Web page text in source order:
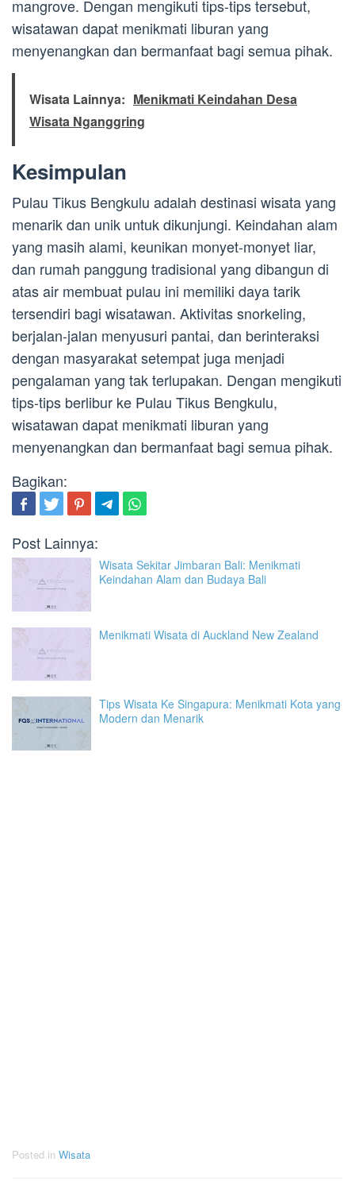
mangrove. Dengan mengikuti tips-tips tersebut,
wisatawan dapat menikmati liburan yang
menyenangkan dan bermanfaat bagi semua pihak.
Wisata Lainnya: Menikmati Keindahan Desa
Wisata Nganggring
Kesimpulan
Pulau Tikus Bengkulu adalah destinasi wisata yang
menarik dan unik untuk dikunjungi. Keindahan alam
yang masih alami, keunikan monyet-monyet liar,
dan rumah panggung tradisional yang dibangun di
atas air membuat pulau ini memiliki daya tarik
tersendiri bagi wisatawan. Aktivitas snorkeling,
berjalan-jalan menyusuri pantai, dan berinteraksi
dengan masyarakat setempat juga menjadi
pengalaman yang tak terlupakan. Dengan mengikuti
tips-tips berlibur ke Pulau Tikus Bengkulu,
wisatawan dapat menikmati liburan yang
menyenangkan dan bermanfaat bagi semua pihak.
Bagikan:
Post Lainnya:
Wisata Sekitar Jimbaran Bali: Menikmati
Keindahan Alam dan Budaya Bali
Menikmati Wisata di Auckland New Zealand
Tips Wisata Ke Singapura: Menikmati Kota yang
Modern dan Menarik
Posted in Wisata